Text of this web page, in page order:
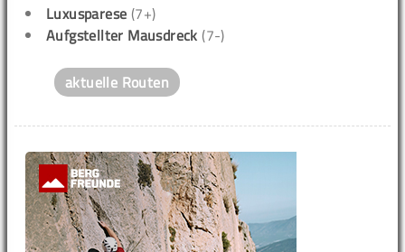
Luxusparese (7+)
Aufgstellter Mausdreck (7-)
aktuelle Routen